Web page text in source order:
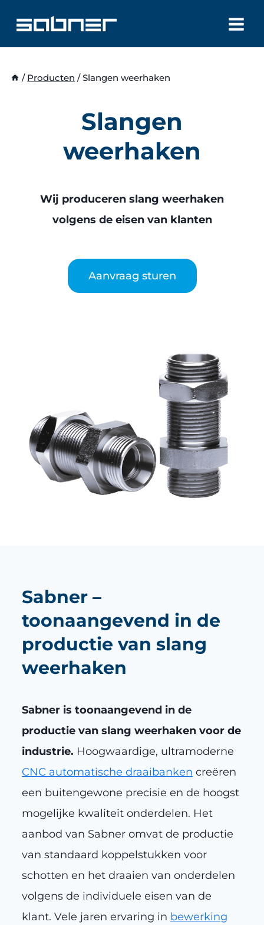
naar
inhoud
/ Producten / Slangen weerhaken
Slangen
weerhaken
Wij produceren slang weerhaken
volgens de eisen van klanten
Aanvraag sturen
Sabner –
toonaangevend in de
productie van slang
weerhaken
Sabner is toonaangevend in de
productie van slang weerhaken voor de
industrie. Hoogwaardige, ultramoderne
CNC automatische draaibanken creëren
een buitengewone precisie en de hoogst
mogelijke kwaliteit onderdelen. Het
aanbod van Sabner omvat de productie
van standaard koppelstukken voor
schotten en het draaien van onderdelen
volgens de individuele eisen van de
klant. Vele jaren ervaring in bewerking